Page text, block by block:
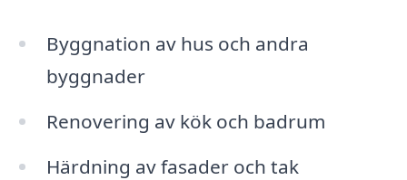
Byggnation av hus och andra
byggnader
Renovering av kök och badrum
Härdning av fasader och tak